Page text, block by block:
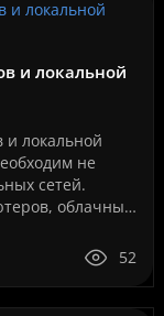
и локальной
и локальной
не
сетей.
облачные
52